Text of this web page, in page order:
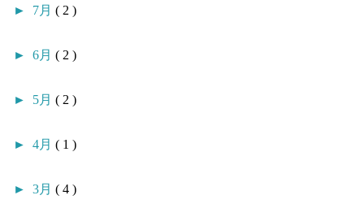
► 7月 ( 2 )
► 6月 ( 2 )
► 5月 ( 2 )
► 4月 ( 1 )
► 3月 ( 4 )